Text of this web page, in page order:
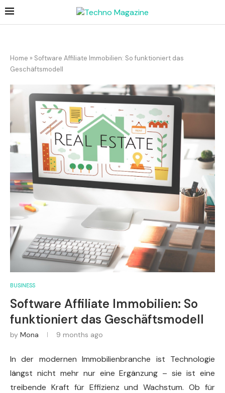
Home » Software Affiliate Immobilien: So funktioniert das
Geschäftsmodell
BUSINESS
Software Affiliate Immobilien: So
funktioniert das Geschäftsmodell
by Mona 9 months ago
In der modernen Immobilienbranche ist Technologie
längst nicht mehr nur eine Ergänzung – sie ist eine
treibende Kraft für Effizienz und Wachstum. Ob für